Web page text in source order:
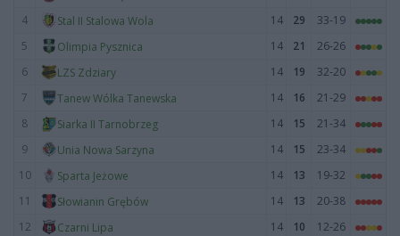
4
Stal II Stalowa Wola 14 29
33-19
5
Olimpia Pysznica 14 21
26-26
6
LZS Zdziary 14 19
32-20
7
Tanew Wólka Tanewska 14 16
21-29
8
Siarka II Tarnobrzeg 14 15
21-34
9
Unia Nowa Sarzyna 14 15
23-34
10
Sparta Jeżowe 14 13
19-32
11
Słowianin Grębów 14 13
20-38
12
Czarni Lipa 14 10
12-26